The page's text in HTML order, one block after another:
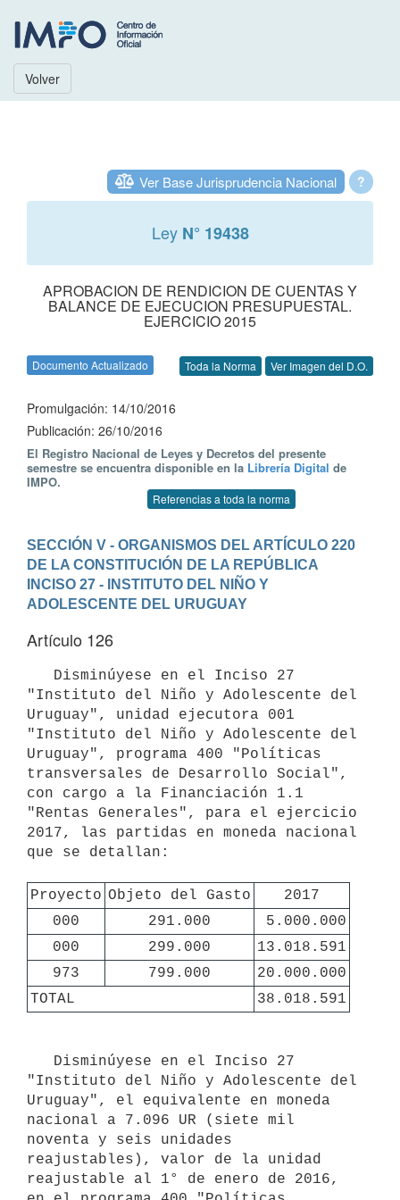
Volver
?
Ver Base Jurisprudencia Nacional
Ley N° 19438
APROBACION DE RENDICION DE CUENTAS Y
BALANCE DE EJECUCION PRESUPUESTAL.
EJERCICIO 2015
Documento Actualizado Toda la Norma Ver Imagen del D.O.
Promulgación: 14/10/2016
Publicación: 26/10/2016
El Registro Nacional de Leyes y Decretos del presente
semestre se encuentra disponible en la Librería Digital de
IMPO.
Referencias a toda la norma
SECCIÓN V - ORGANISMOS DEL ARTÍCULO 220
DE LA CONSTITUCIÓN DE LA REPÚBLICA
INCISO 27 - INSTITUTO DEL NIÑO Y
ADOLESCENTE DEL URUGUAY
Artículo 126
"Instituto del Niño y Adolescente del
Uruguay", unidad ejecutora 001
"Instituto del Niño y Adolescente del
Uruguay", programa 400 "Políticas
transversales de Desarrollo Social",
con cargo a la Financiación 1.1
"Rentas Generales", para el ejercicio
2017, las partidas en moneda nacional
que se detallan:
Proyecto Objeto del Gasto
2017
000
291.000
5.000.000
000
299.000
13.018.591
973
799.000
20.000.000
TOTAL
38.018.591
"Instituto del Niño y Adolescente del
Uruguay", el equivalente en moneda
nacional a 7.096 UR (siete mil
noventa y seis unidades
reajustables), valor de la unidad
reajustable al 1° de enero de 2016,